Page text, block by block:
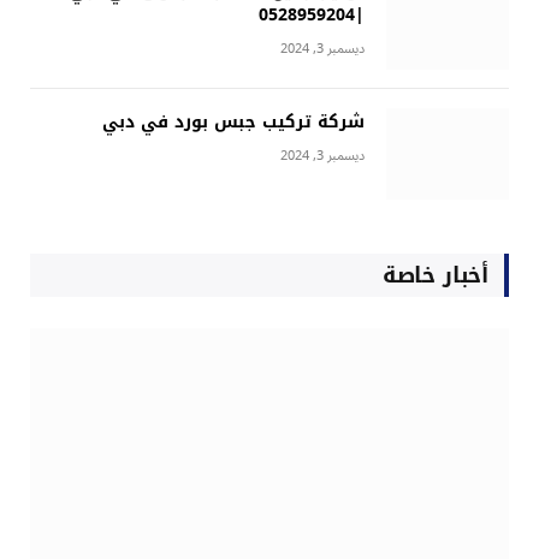
|0528959204
ديسمبر 3, 2024
شركة تركيب جبس بورد في دبي
ديسمبر 3, 2024
أخبار خاصة